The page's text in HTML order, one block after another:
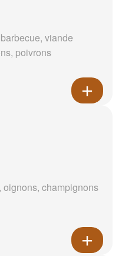
viande
poivrons
oignons, champignons